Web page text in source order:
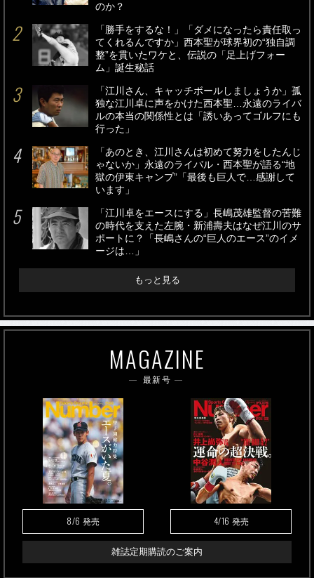
のか？
「勝手をするな！」「ダメになったら責任取っ
てくれるんですか」西本聖が球界初の“独自調
整”を貫いたワケと、伝説の「足上げフォー
ム」誕生秘話
「江川さん、キャッチボールしましょうか」孤
独な江川卓に声をかけた西本聖…永遠のライバ
ルの本当の関係性とは「誘いあってゴルフにも
行った」
「あのとき、江川さんは初めて努力をしたんじ
ゃないか」永遠のライバル・西本聖が語る“地
獄の伊東キャンプ”「最後も巨人で…感謝して
います」
「江川卓をエースにする」長嶋茂雄監督の苦難
の時代を支えた左腕・新浦壽夫はなぜ江川のサ
ポートに？「長嶋さんの“巨人のエース”のイメ
ージは…」
もっと見る
MAGAZINE
最新号
8/6 発売 4/16 発売
雑誌定期購読のご案内